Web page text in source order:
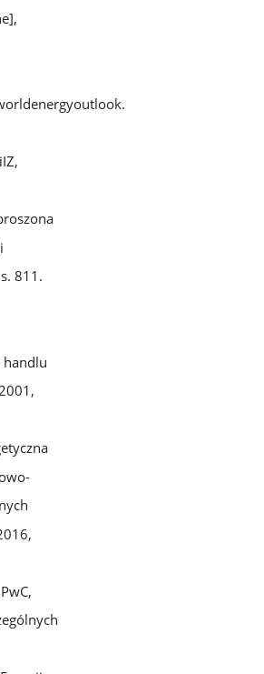
811.